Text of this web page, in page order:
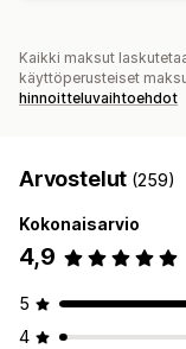
Kaikki maksut
käyttöperusteiset
hinnoitteluvaihtoehdot
Arvostelut (259)
Kokonaisarvio
4,9
5
4